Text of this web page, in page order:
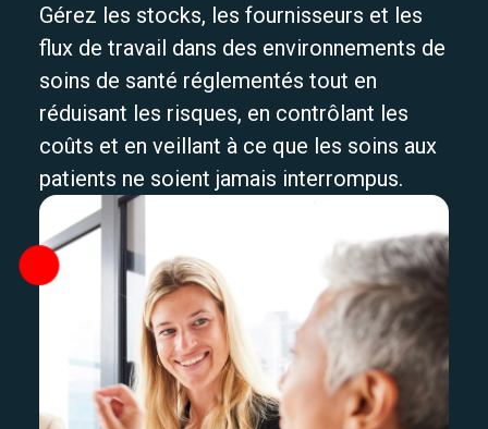
Gérez les stocks, les fournisseurs et les
flux de travail dans des environnements de
soins de santé réglementés tout en
réduisant les risques, en contrôlant les
coûts et en veillant à ce que les soins aux
patients ne soient jamais interrompus.